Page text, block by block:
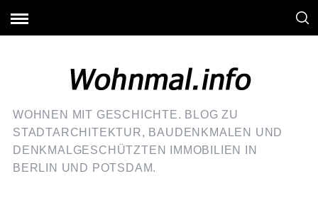
WOHNEN MIT GESCHICHTE. BLOG ZU
STADTARCHITEKTUR, BAUDENKMALEN UND
DENKMALGESCHÜTZTEN IMMOBILIEN IN
BERLIN UND POTSDAM.